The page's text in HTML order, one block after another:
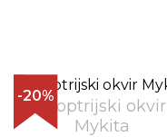
-20%
Dioptrijski okvir
Mykita